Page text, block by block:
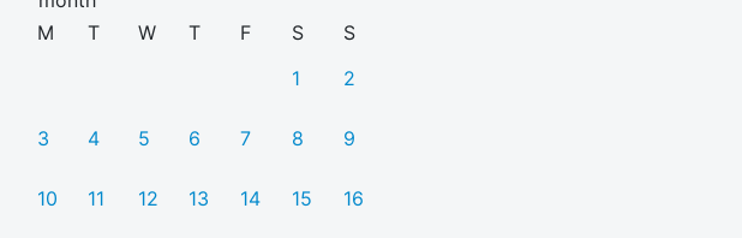
M
T W T F S
S
1
2
3 4 5 6 7 8 9
10 11 12 13 14 15 16